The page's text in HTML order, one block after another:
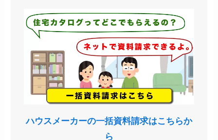
ハウスメーカーの一括資料請求はこちらか
ら